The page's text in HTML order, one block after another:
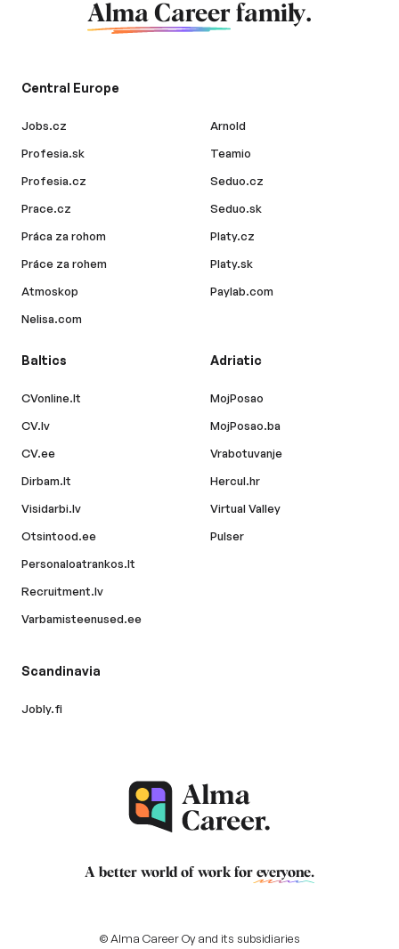
Alma Career family.
Central Europe
Jobs.cz
Profesia.sk
Profesia.cz
Prace.cz
Práca za rohom
Práce za rohem
Atmoskop
Nelisa.com
Arnold
Teamio
Seduo.cz
Seduo.sk
Platy.cz
Platy.sk
Paylab.com
Baltics
CVonline.lt
CV.lv
CV.ee
Dirbam.lt
Visidarbi.lv
Otsintood.ee
Personaloatrankos.lt
Recruitment.lv
Varbamisteenused.ee
Adriatic
MojPosao
MojPosao.ba
Vrabotuvanje
Hercul.hr
Virtual Valley
Pulser
Scandinavia
Jobly.fi
A better world of work for everyone.
© Alma Career Oy and its subsidiaries